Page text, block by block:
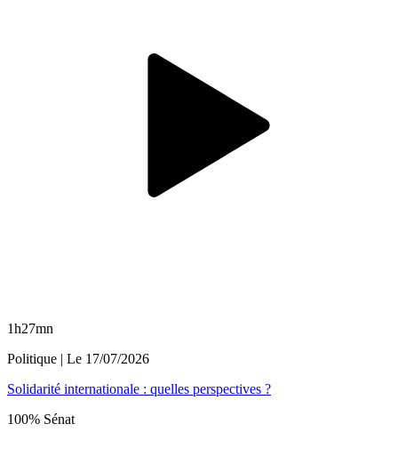
1h27mn
Politique | Le 17/07/2026
Solidarité internationale : quelles perspectives ?
100% Sénat